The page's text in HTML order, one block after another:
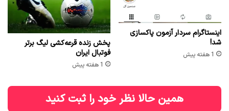
اینستاگرام سردار آزمون پاکسازی
شد!
1 هفته پیش
پخش زنده قرعه‌کشی لیگ برتر
فوتبال ایران
1 هفته پیش
همین حالا نظر خود را ثبت کنید